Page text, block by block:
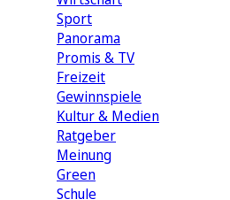
Sport
Panorama
Promis & TV
Freizeit
Gewinnspiele
Kultur & Medien
Ratgeber
Meinung
Green
Schule